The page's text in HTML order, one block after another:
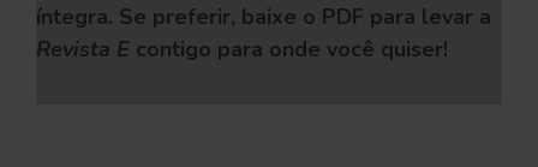
íntegra. Se preferir, baixe o PDF para levar a
Revista E contigo para onde você quiser!